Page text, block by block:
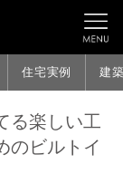
住宅実例 建
る楽しい工
のビルトイ